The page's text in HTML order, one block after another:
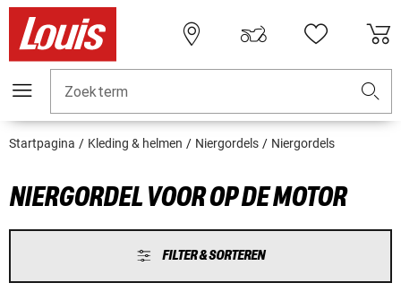
Zoekterm
Startpagina Kleding & helmen Niergordels Niergordels
NIERGORDEL VOOR OP DE MOTOR
FILTER & SORTEREN